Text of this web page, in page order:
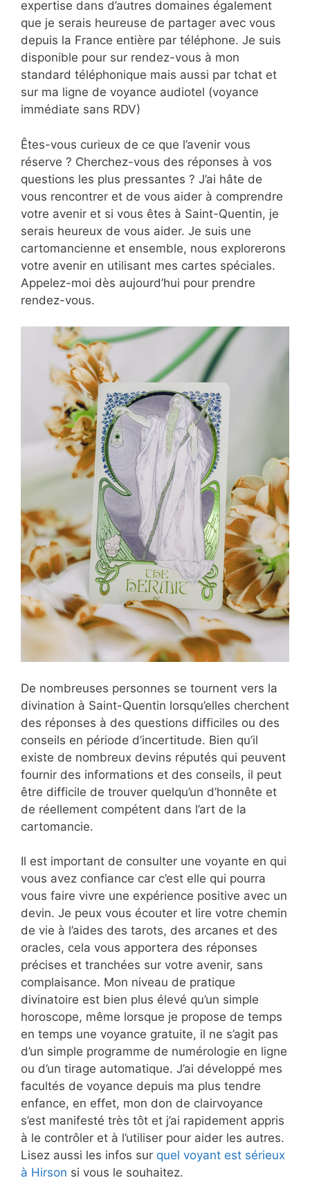
expertise dans d’autres domaines également
que je serais heureuse de partager avec vous
depuis la France entière par téléphone. Je suis
disponible pour sur rendez-vous à mon
standard téléphonique mais aussi par tchat et
sur ma ligne de voyance audiotel (voyance
immédiate sans RDV)
Êtes-vous curieux de ce que l’avenir vous
réserve ? Cherchez-vous des réponses à vos
questions les plus pressantes ? J’ai hâte de
vous rencontrer et de vous aider à comprendre
votre avenir et si vous êtes à Saint-Quentin, je
serais heureux de vous aider. Je suis une
cartomancienne et ensemble, nous explorerons
votre avenir en utilisant mes cartes spéciales.
Appelez-moi dès aujourd’hui pour prendre
rendez-vous.
De nombreuses personnes se tournent vers la
divination à Saint-Quentin lorsqu’elles cherchent
des réponses à des questions difficiles ou des
conseils en période d’incertitude. Bien qu’il
existe de nombreux devins réputés qui peuvent
fournir des informations et des conseils, il peut
être difficile de trouver quelqu’un d’honnête et
de réellement compétent dans l’art de la
cartomancie.
Il est important de consulter une voyante en qui
vous avez confiance car c’est elle qui pourra
vous faire vivre une expérience positive avec un
devin. Je peux vous écouter et lire votre chemin
de vie à l’aides des tarots, des arcanes et des
oracles, cela vous apportera des réponses
précises et tranchées sur votre avenir, sans
complaisance. Mon niveau de pratique
divinatoire est bien plus élevé qu’un simple
horoscope, même lorsque je propose de temps
en temps une voyance gratuite, il ne s’agit pas
d’un simple programme de numérologie en ligne
ou d’un tirage automatique. J’ai développé mes
facultés de voyance depuis ma plus tendre
enfance, en effet, mon don de clairvoyance
s’est manifesté très tôt et j’ai rapidement appris
à le contrôler et à l’utiliser pour aider les autres.
Lisez aussi les infos sur quel voyant est sérieux
à Hirson si vous le souhaitez.